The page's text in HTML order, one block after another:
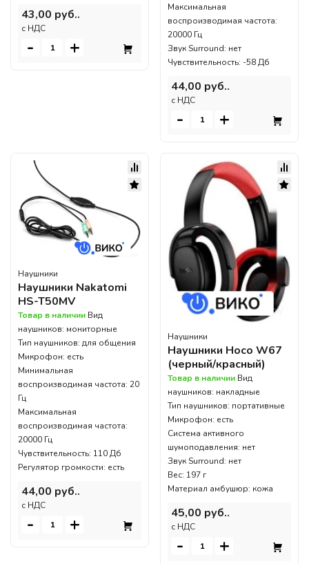
43,00 руб..
c НДС
- +
Максимальная
воспроизводимая частота:
20000 Гц
Звук Surround: нет
Чувствительность: -58 Дб
44,00 руб..
c НДС
- +
Наушники
Наушники Nakatomi
HS-T50MV
Товар в наличии Вид
наушников: мониторные
Тип наушников: для общения
Микрофон: есть
Минимальная
воспроизводимая частота: 20
Гц
Максимальная
воспроизводимая частота:
20000 Гц
Чувствительность: 110 Дб
Регулятор громкости: есть
44,00 руб..
c НДС
- +
Наушники
Наушники Hoco W67
(черный/красный)
Товар в наличии Вид
наушников: накладные
Тип наушников: портативные
Микрофон: есть
Система активного
шумоподавления: нет
Звук Surround: нет
Вес: 197 г
Материал амбушюр: кожа
45,00 руб..
c НДС
- +